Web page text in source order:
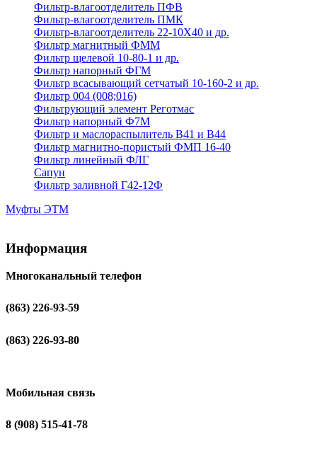
Фильтр-влагоотделитель ПФВ
Фильтр-влагоотделитель ПМК
Фильтр-влагоотделитель 22-10Х40 и др.
Фильтр магнитный ФММ
Фильтр щелевой 10-80-1 и др.
Фильтр напорный ФГМ
Фильтр всасывающий сетчатый 10-160-2 и др.
Фильтр 004 (008;016)
Фильтрующий элемент Реготмас
Фильтр напорный Ф7М
Фильтр и маслораспылитель В41 и В44
Фильтр магнитно-пористый ФМП 16-40
Фильтр линейный ФЛГ
Сапун
Фильтр заливной Г42-12Ф
Муфты ЭТМ
Информация
Многоканальный телефон
(863) 226-93-59
(863) 226-93-80
Мобильная связь
8 (908) 515-41-78